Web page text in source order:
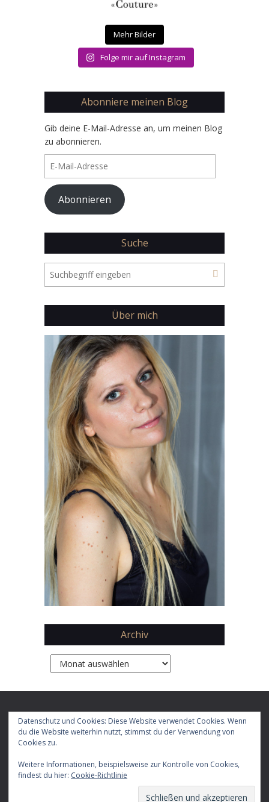
Mehr Bilder
Folge mir auf Instagram
Abonniere meinen Blog
Gib deine E-Mail-Adresse an, um meinen Blog
zu abonnieren.
Adresse
Abonnieren
Suche
Über mich
Archiv
Archiv
Copyright 2026 byDaphne Chaimovitz
Impressum
E- Facebook
X Instagram
LinkedInYouTube
RSS-
Datenschutz und Cookies: Diese Website verwendet Cookies. Wenn
du die Website weiterhin nutzt, stimmst du der Verwendung von
Cookies zu.
Weitere Informationen, beispielsweise zur Kontrolle von Cookies,
findest du hier: Cookie-Richtlinie